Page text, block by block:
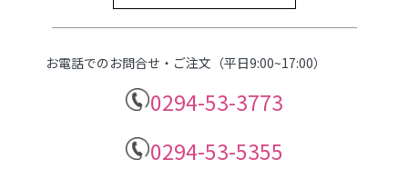
お電話でのお問合せ・ご注文（平日9:00~17:00）
0294-53-3773
0294-53-5355